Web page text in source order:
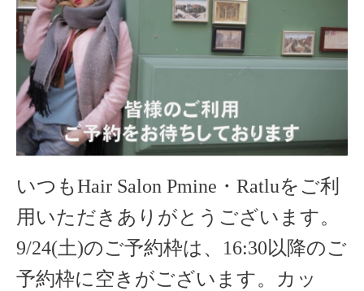
いつもHair Salon Pmine・Ratluをご利
用いただきありがとうございます。
9/24(土)のご予約枠は、16:30以降のご
予約枠に空きがございます。カッ